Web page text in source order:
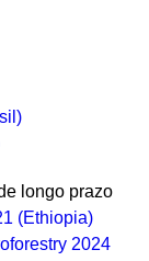
longo prazo
(Ethiopia)
2024